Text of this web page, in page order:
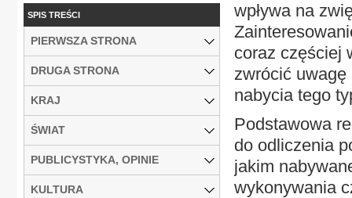
wpływa na
coraz częściej
zwrócić
nabycia tego
Podstawowa
do odliczenia
jakim
wykonywania
SPIS TREŚCI
PIERWSZA STRONA
DRUGA STRONA
KRAJ
ŚWIAT
PUBLICYSTYKA, OPINIE
KULTURA